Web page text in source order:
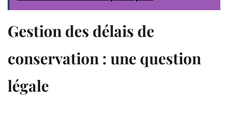
Gestion des délais de
conservation : une question
légale